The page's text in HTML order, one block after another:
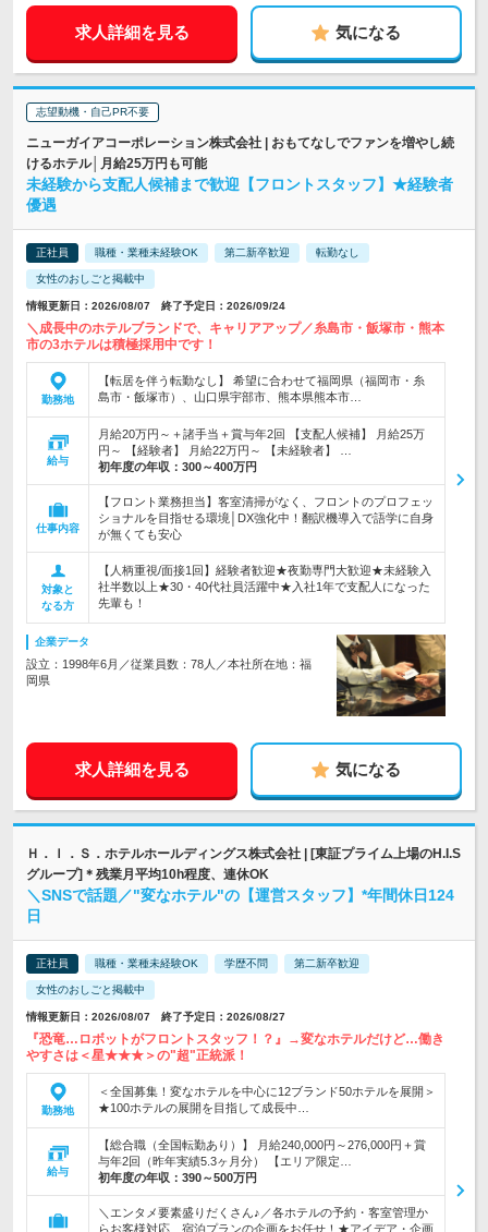
求人詳細を見る 気になる
志望動機・自己PR不要
ニューガイアコーポレーション株式会社 | おもてなしでファンを増やし続
けるホテル│月給25万円も可能
未経験から支配人候補まで歓迎【フロントスタッフ】★経験者
優遇
正社員 職種・業種未経験OK 第二新卒歓迎 転勤なし
女性のおしごと掲載中
情報更新日：2026/08/07 終了予定日：2026/09/24
＼成長中のホテルブランドで、キャリアアップ／糸島市・飯塚市・熊本
市の3ホテルは積極採用中です！
勤務地
【転居を伴う転勤なし】 希望に合わせて福岡県（福岡市・糸
島市・飯塚市）、山口県宇部市、熊本県熊本市…
給与
月給20万円～＋諸手当＋賞与年2回 【支配人候補】 月給25万
円～ 【経験者】 月給22万円～ 【未経験者】 …
初年度の年収： 300～400万円
仕事内容
【フロント業務担当】客室清掃がなく、フロントのプロフェッ
ショナルを目指せる環境│DX強化中！翻訳機導入で語学に自身
が無くても安心
対象と
なる方
【人柄重視/面接1回】経験者歓迎★夜勤専門大歓迎★未経験入
社半数以上★30・40代社員活躍中★入社1年で支配人になった
先輩も！
企業データ
設立：1998年6月／従業員数：78人／本社所在地：福
岡県
求人詳細を見る 気になる
Ｈ．Ｉ．Ｓ．ホテルホールディングス株式会社 | [東証プライム上場のH.I.S
グループ]＊残業月平均10h程度、連休OK
＼SNSで話題／"変なホテル"の【運営スタッフ】*年間休日124
日
正社員 職種・業種未経験OK 学歴不問 第二新卒歓迎
女性のおしごと掲載中
情報更新日：2026/08/07 終了予定日：2026/08/27
『恐竜…ロボットがフロントスタッフ！？』→変なホテルだけど…働き
やすさは＜星★★★＞の"超"正統派！
勤務地
＜全国募集！変なホテルを中心に12ブランド50ホテルを展開＞
★100ホテルの展開を目指して成長中…
給与
【総合職（全国転勤あり）】 月給240,000円～276,000円＋賞
与年2回（昨年実績5.3ヶ月分） 【エリア限定…
初年度の年収： 390～500万円
＼エンタメ要素盛りだくさん♪／各ホテルの予約・客室管理か
らお客様対応、宿泊プランの企画をお任せ！★アイデア・企画